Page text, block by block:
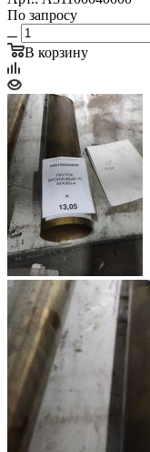
По запросу
В корзину